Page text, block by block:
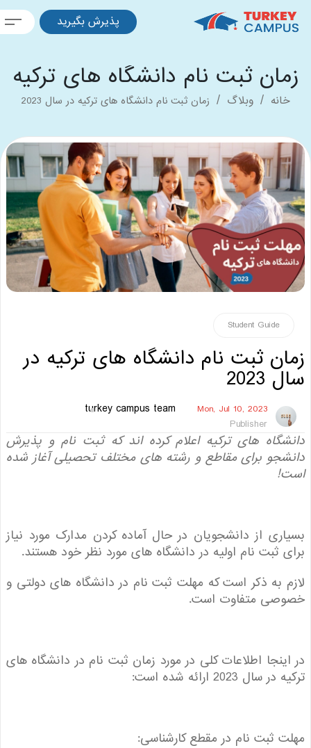
پذیرش بگیرید
ثبت نام دانشگاه های ترکیه
در سال 2023 وبلاگ زمان ثبت نام دانشگاه های ترکیه در سال 2023
Student Guide
ثبت نام دانشگاه های ترکیه در
turkey campus team Mon, Jul 10, 2023
Publisher
های ترکیه اعلام کرده اند که ثبت نام و پذیرش
برای مقاطع و رشته های مختلف تحصیلی آغاز شده
از دانشجویان در حال آماده کردن مدارک مورد نیاز
ثبت نام اولیه در دانشگاه های مورد نظر خود هستند.
به ذکر است که مهلت ثبت نام در دانشگاه های دولتی و
متفاوت است.
اطلاعات کلی در مورد زمان ثبت نام در دانشگاه های
2023 ارائه شده است:
ثبت نام در مقطع کارشناسی: